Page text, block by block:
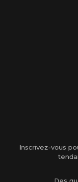
Inscrivez-vous